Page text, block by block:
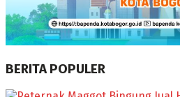
BERITA POPULER